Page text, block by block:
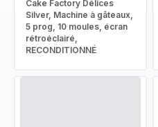
Cake Factory Délices
Silver, Machine à gâteaux,
5 prog, 10 moules, écran
rétroéclairé,
RECONDITIONNÉ